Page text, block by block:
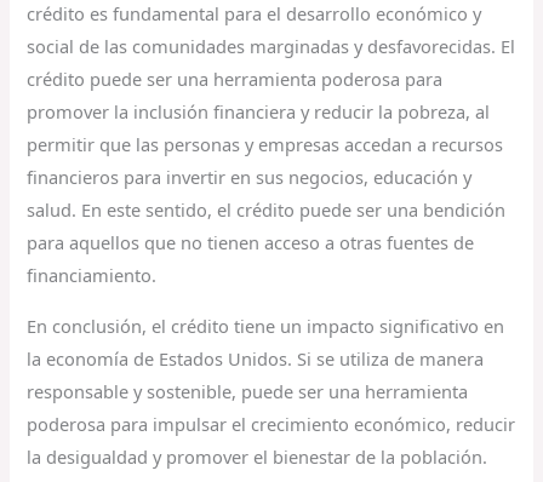
crédito es fundamental para el desarrollo económico y
social de las comunidades marginadas y desfavorecidas. El
crédito puede ser una herramienta poderosa para
promover la inclusión financiera y reducir la pobreza, al
permitir que las personas y empresas accedan a recursos
financieros para invertir en sus negocios, educación y
salud. En este sentido, el crédito puede ser una bendición
para aquellos que no tienen acceso a otras fuentes de
financiamiento.
En conclusión, el crédito tiene un impacto significativo en
la economía de Estados Unidos. Si se utiliza de manera
responsable y sostenible, puede ser una herramienta
poderosa para impulsar el crecimiento económico, reducir
la desigualdad y promover el bienestar de la población.